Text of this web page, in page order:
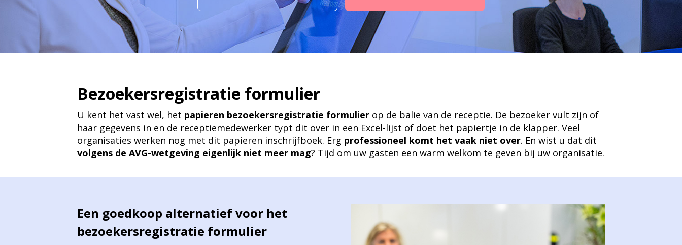
Bezoekersregistratie formulier
U kent het vast wel, het papieren bezoekersregistratie formulier op de balie van de receptie. De bezoeker vult zijn of
haar gegevens in en de receptiemedewerker typt dit over in een Excel-lijst of doet het papiertje in de klapper. Veel
organisaties werken nog met dit papieren inschrijfboek. Erg professioneel komt het vaak niet over. En wist u dat dit
volgens de AVG-wetgeving eigenlijk niet meer mag? Tijd om uw gasten een warm welkom te geven bij uw organisatie.
Een goedkoop alternatief voor het
bezoekersregistratie formulier